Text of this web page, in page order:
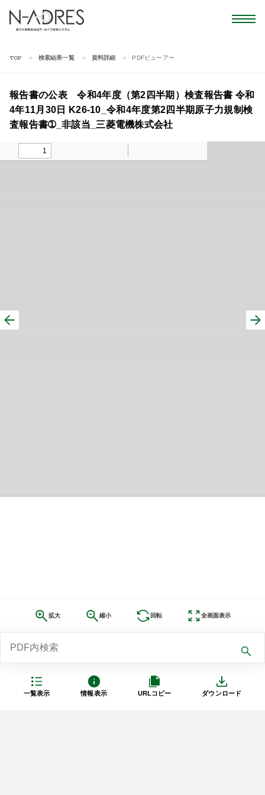
TOP 検索結果一覧 資料詳細 PDFビューアー
一覧表示 情報表示 URLコピー ダウンロード
報告書の公表 令和4年度（第2四半期）検査報告書 令和
4年11月30日 K26-10_令和4年度第2四半期原子力規制検
査報告書➀_非該当_三菱電機株式会社
拡大 縮小 回転 全画面表示